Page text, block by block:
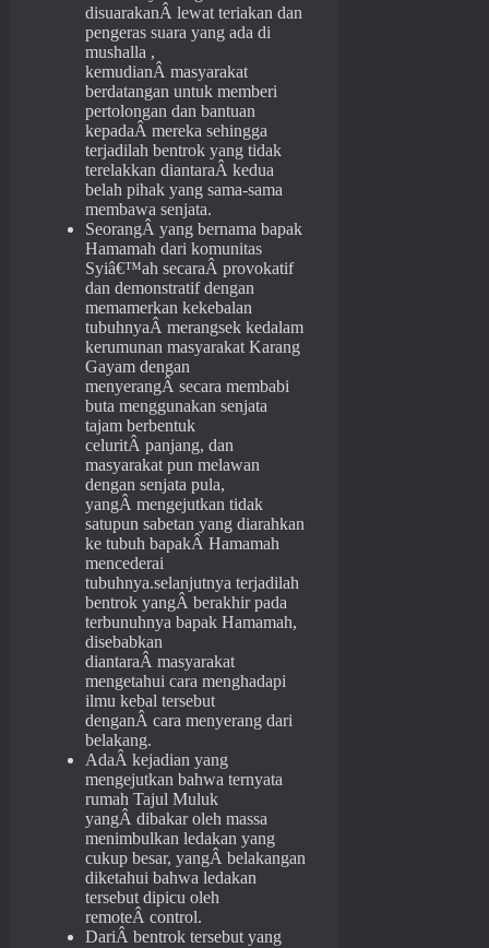
disuarakanÂ lewat teriakan dan
pengeras suara yang ada di
mushalla ,
kemudianÂ masyarakat
berdatangan untuk memberi
pertolongan dan bantuan
kepadaÂ mereka sehingga
terjadilah bentrok yang tidak
terelakkan diantaraÂ kedua
belah pihak yang sama-sama
membawa senjata.
SeorangÂ yang bernama bapak
Hamamah dari komunitas
Syiâ€™ah secaraÂ provokatif
dan demonstratif dengan
memamerkan kekebalan
tubuhnyaÂ merangsek kedalam
kerumunan masyarakat Karang
Gayam dengan
menyerangÂ secara membabi
buta menggunakan senjata
tajam berbentuk
celuritÂ panjang, dan
masyarakat pun melawan
dengan senjata pula,
yangÂ mengejutkan tidak
satupun sabetan yang diarahkan
ke tubuh bapakÂ Hamamah
mencederai
tubuhnya.selanjutnya terjadilah
bentrok yangÂ berakhir pada
terbunuhnya bapak Hamamah,
disebabkan
diantaraÂ masyarakat
mengetahui cara menghadapi
ilmu kebal tersebut
denganÂ cara menyerang dari
belakang.
AdaÂ kejadian yang
mengejutkan bahwa ternyata
rumah Tajul Muluk
yangÂ dibakar oleh massa
menimbulkan ledakan yang
cukup besar, yangÂ belakangan
diketahui bahwa ledakan
tersebut dipicu oleh
remoteÂ control.
DariÂ bentrok tersebut yang